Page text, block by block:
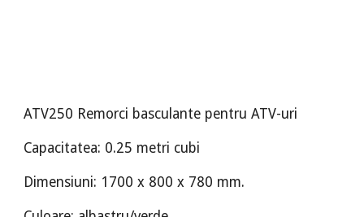
ATV250 Remorci basculante pentru ATV-uri
Capacitatea: 0.25 metri cubi
Dimensiuni: 1700 x 800 x 780 mm.